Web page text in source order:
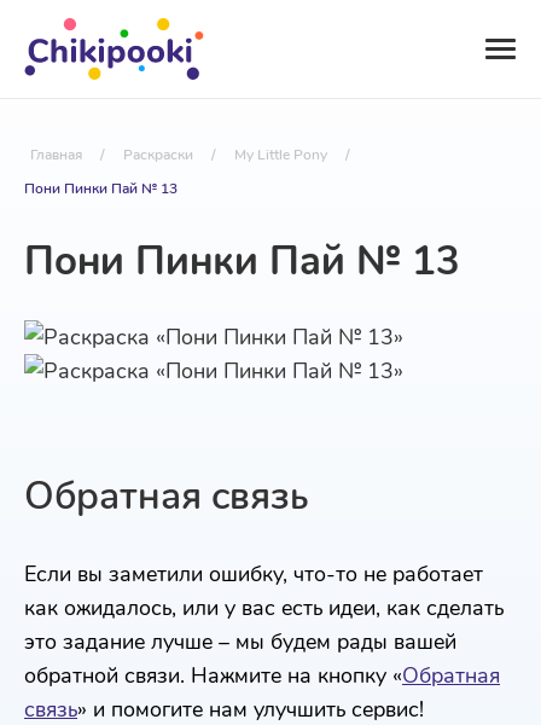
Главная / Раскраски / My Little Pony
/
Пони Пинки Пай № 13
Пони Пинки Пай № 13
Обратная связь
Если вы заметили ошибку, что-то не работает
как ожидалось, или у вас есть идеи, как сделать
это задание лучше – мы будем рады вашей
обратной связи. Нажмите на кнопку «Обратная
связь» и помогите нам улучшить сервис!